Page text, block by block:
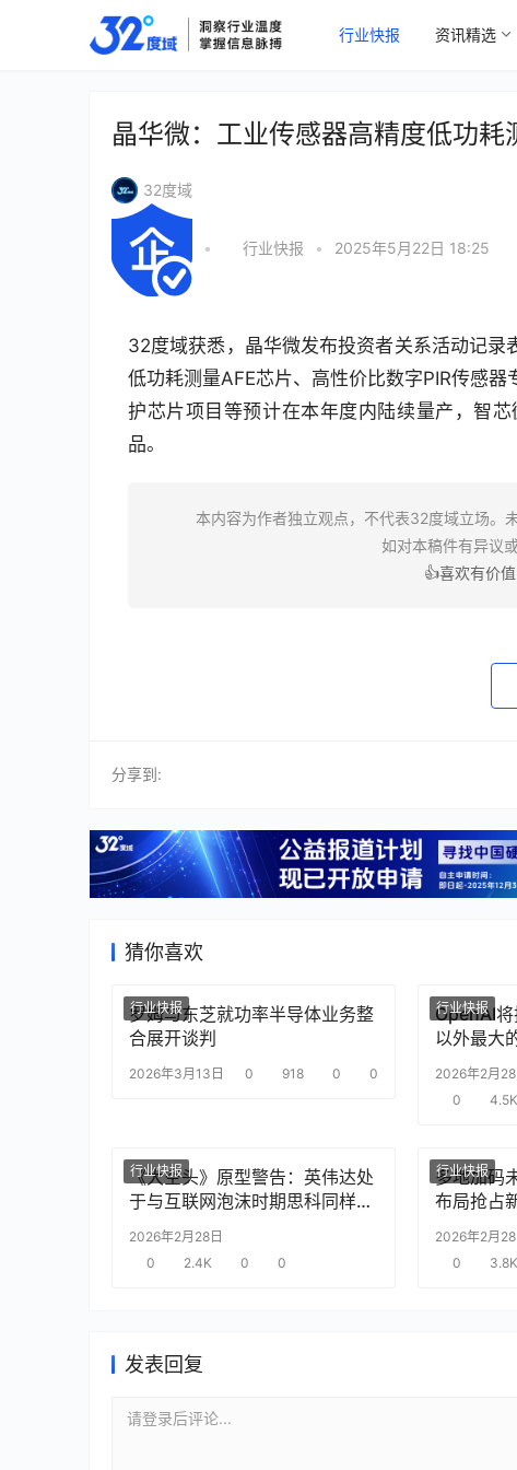
行业快报 资讯精选
晶华微：工业传感器高精度低功
32度域
• 行业快报 • 2025年5月22日 18:25
32度域获悉，晶华微发布投资者关系活动记
低功耗测量AFE芯片、高性价比数字PIR传感
护芯片项目等预计在本年度内陆续量产，智
品。
本内容为作者独立观点，不代表32度域立场。
如对本稿件有异议
👍喜欢有价
分享到:
猜你喜欢
行业快报
罗姆与东芝就功率半导体业务整
合展开谈判
2026年3月13日 0 918 0 0
行业快报
OpenAI
以外最大
2026年2月28
0
4.5K
行业快报
《大空头》原型警告：英伟达处
于与互联网泡沫时期思科同样的
“危险境地”
2026年2月28日
0
2.4K 0 0
行业快报
多地加码
布局抢占
2026年2月28
0
3.8K
发表回复
请登录后评论...